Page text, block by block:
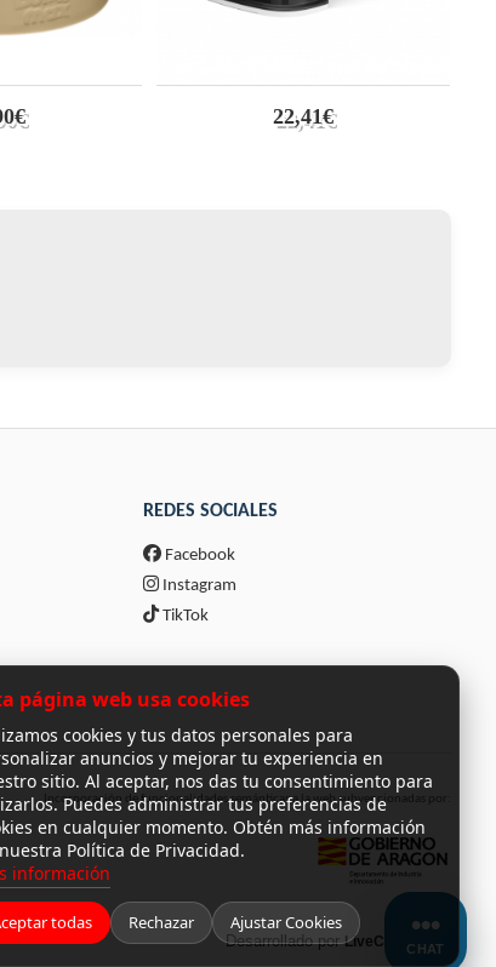
22,41€
REDES SOCIALES
Facebook
Instagram
TikTok
Incorporación de funcionalidades semánticas a la web subvencionadas por:
Desarrollado porLiveCommerce
página web usa cookies
cookies y tus datos personales para
anuncios y mejorar tu experiencia en
sitio. Al aceptar, nos das tu consentimiento para
Puedes administrar tus preferencias de
en cualquier momento. Obtén más información
Política de Privacidad.
información
todas Rechazar Ajustar Cookies